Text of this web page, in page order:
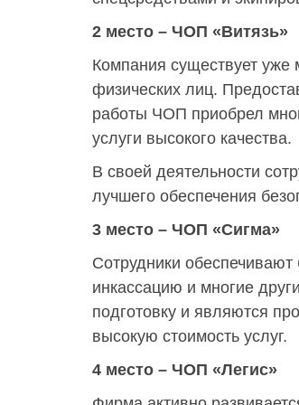
2 место – ЧОП «Витязь»
Компания существует уже
физических лиц.
работы ЧОП приобрел
услуги высокого качества.
В своей деятельности
лучшего обеспечения
3 место – ЧОП «Сигма»
Сотрудники
инкассацию и многие
подготовку и являются
высокую стоимость услуг.
4 место – ЧОП «Легис»